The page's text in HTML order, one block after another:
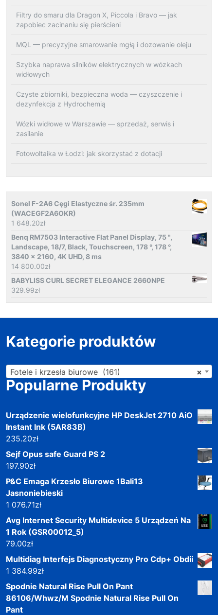
Filtry do smaru dla Dragon X, Piccola i Bravo — jak
zapobiec zacinaniu się pierścieni
MQL — precyzyjne smarowanie mgłą i dozowanie oleju
Szybka naprawa silników elektrycznych w wózkach
widłowych
Czyste zbiorniki, bezpieczna woda — czyszczenie i
dezynfekcja z Hydrochemią
Wózki widłowe w Warszawie — sprzedaż, serwis i
zasilanie
Fotowoltaika w Łodzi: jak skorzystać z dotacji
Sonel F-2A6 Cęgi Elastyczne śr. 235mm
(WACEGF2A6OKR)
1 648.20zł
Benq RM7503 Interactive Flat Panel Display, 75 ",
Landscape, 18/7, Black, Touchscreen, 178 °, 178 °,
3840 x 2160, 4K UHD, 8 ms
14 800.00zł
BABYLISS CURL SECRET ELEGANCE 2660NPE
329.99zł
Kategorie produktów
×
Fotele i krzesła biurowe (161)
Popularne Produkty
Urządzenie wielofunkcyjne HP DeskJet 2710 AiO
Instant Ink (5AR83B)
235.20zł
Sejf Opus safe Guard PS 2
197.90zł
P&C Emaga Krzesło Biurowe 1Bali13
Jasnoniebieski
1 076.71zł
Avg Internet Security Multidevice 5 Urządzeń Na
1 Rok (GSR00012_5)
79.00zł
Multidiag Interfejs Diagnostyczny Pro Cdp+ Obdii
1 384.99zł
Spodnie Natural Rise Pull On Pant
86106/Whwz/M Spodnie Natural Rise Pull On
Pant